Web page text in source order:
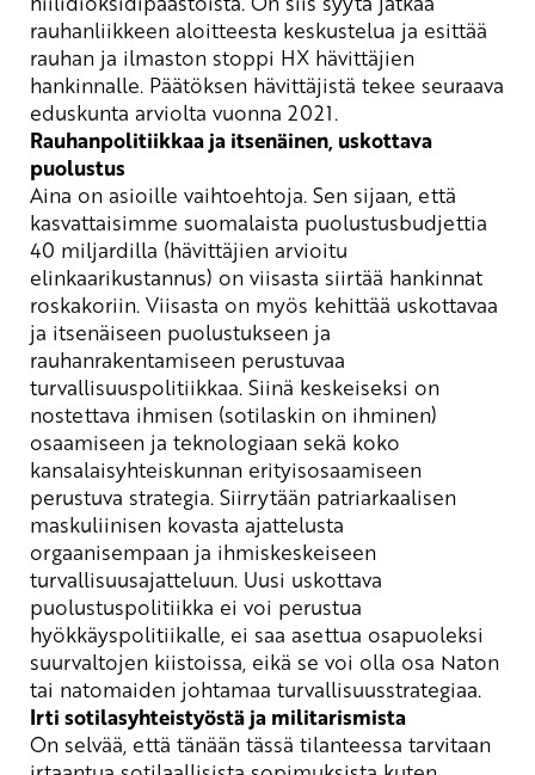
rauhanliikkeen aloitteesta keskustelua ja esittää
rauhan ja ilmaston stoppi HX hävittäjien
hankinnalle. Päätöksen hävittäjistä tekee seuraava
eduskunta arviolta vuonna 2021.
Rauhanpolitiikkaa ja itsenäinen, uskottava
puolustus
Aina on asioille vaihtoehtoja. Sen sijaan, että
kasvattaisimme suomalaista puolustusbudjettia
40 miljardilla (hävittäjien arvioitu
elinkaarikustannus) on viisasta siirtää hankinnat
roskakoriin. Viisasta on myös kehittää uskottavaa
ja itsenäiseen puolustukseen ja
rauhanrakentamiseen perustuvaa
turvallisuuspolitiikkaa. Siinä keskeiseksi on
nostettava ihmisen (sotilaskin on ihminen)
osaamiseen ja teknologiaan sekä koko
kansalaisyhteiskunnan erityisosaamiseen
perustuva strategia. Siirrytään patriarkaalisen
maskuliinisen kovasta ajattelusta
orgaanisempaan ja ihmiskeskeiseen
turvallisuusajatteluun. Uusi uskottava
puolustuspolitiikka ei voi perustua
hyökkäyspolitiikalle, ei saa asettua osapuoleksi
suurvaltojen kiistoissa, eikä se voi olla osa Naton
tai natomaiden johtamaa turvallisuusstrategiaa.
Irti sotilasyhteistyöstä ja militarismista
On selvää, että tänään tässä tilanteessa tarvitaan